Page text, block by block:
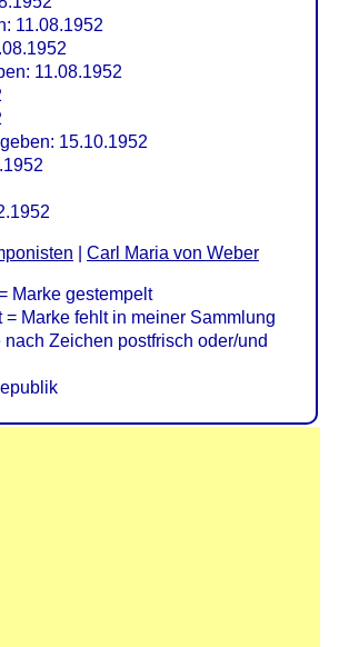
11.08.1952
11.08.1952
15.10.1952
Carl Maria von Weber
Marke gestempelt
= Marke fehlt in meiner Sammlung
Zeichen postfrisch oder/und